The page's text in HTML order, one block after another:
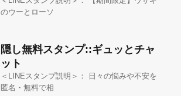
のウーとローソ
隠し無料スタンプ::ギュッとチャ
ット
＜LINEスタンプ説明＞： 日々の悩みや不安を
匿名・無料で相